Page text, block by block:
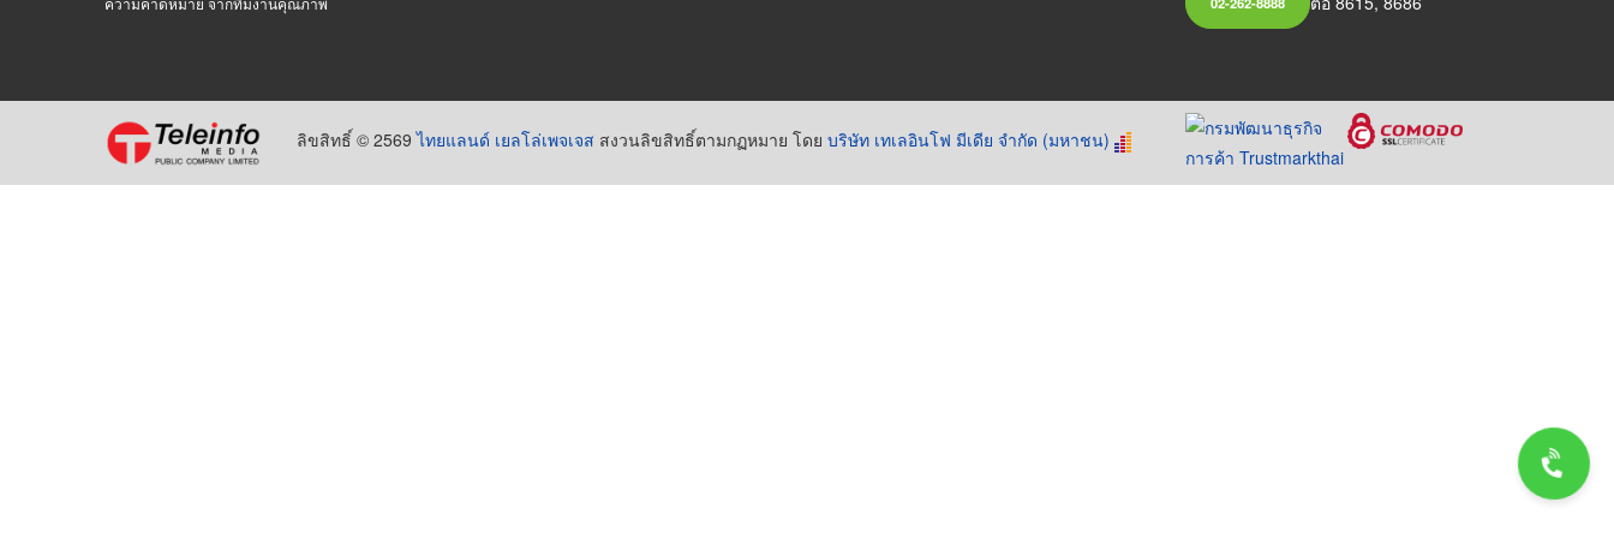
ลิขสิทธิ์ © 2569ไทยแลนด์ เยลโล่เพจเจส สงวนลิขสิทธิ์ตามกฏหมาย โดย บริษัท เทเลอินโฟ มีเดีย จำกัด (มหาชน)